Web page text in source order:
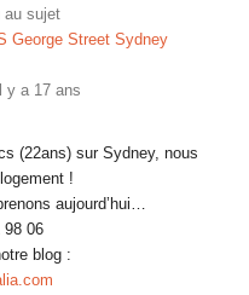
sujet
George Street Sydney
y a 17 ans
(22ans) sur Sydney, nous
!
aujourd’hui…
98 06
blog :